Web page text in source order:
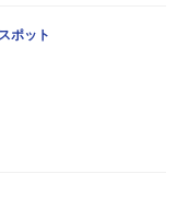
ポット